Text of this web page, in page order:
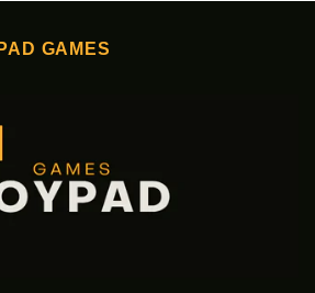
várias
ser
escolhidas
na
GAMES